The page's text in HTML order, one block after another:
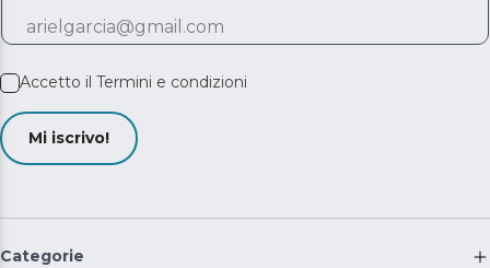
Accetto il Termini e condizioni
Mi iscrivo!
Categorie